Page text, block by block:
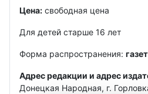
Цена: свободная цена
Для детей старше 16 лет
Форма распространения:
Адрес редакции и адрес
Донецкая Народная, г.